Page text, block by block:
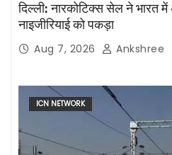
दिल्ली: नारकोटिक्स सेल ने भारत
नाइजीरियाई को पकड़ा
Aug 7, 2026 Ankshree
ICN NETWORK